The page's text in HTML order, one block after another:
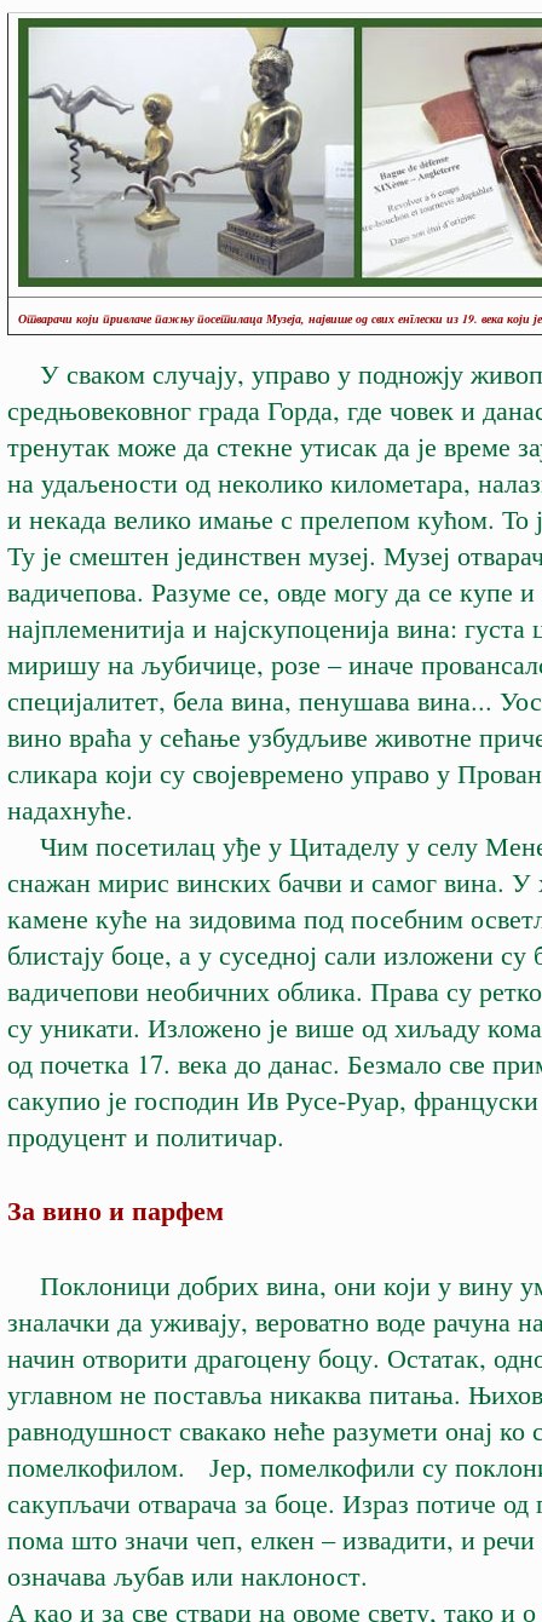
Отварачи који привлаче пажњу посетилаца Музеја, највише од свих енглески из 19. века који је
У сваком случају, управо у подножју
средњовековног града Горда, где човек и
тренутак може да стекне утисак да је време
на удаљености од неколико километара,
и некада велико имање с прелепом кућом. То
Ту је смештен јединствен музеј. Музеј
вадичепова. Разуме се, овде могу да се купе и
најплеменитија и најскупоценија вина: густа
миришу на љубичице, розе – иначе
специјалитет, бела вина, пенушава вина...
вино враћа у сећање узбудљиве животне
сликара који су својевремено управо у
надахнуће.
Чим посетилац уђе у Цитаделу у селу
снажан мирис винских бачви и самог вина. У
камене куће на зидовима под посебним
блистају боце, а у суседној сали изложени су
вадичепови необичних облика. Права су
су уникати. Изложено је више од хиљаду
од почетка 17. века до данас. Безмало све
сакупио је господин Ив Русе-Руар,
продуцент и политичар.
За вино и парфем
Поклоници добрих вина, они који у вину
зналачки да уживају, вероватно воде рачуна
начин отворити драгоцену боцу. Остатак,
углавном не поставља никаква питања.
равнодушност свакако неће разумети онај ко
помелкофилом. Јер, помелкофили су
сакупљачи отварача за боце. Израз потиче од
пома што значи чеп, елкен – извадити, и
означава љубав или наклоност.
А као и за све ствари на овоме свету, тако и